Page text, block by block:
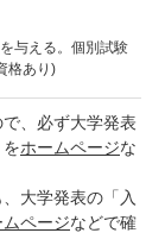
与える。個別試験
格あり)
、必ず大学発表
ホームページな
大学発表の「入
ムページなどで確